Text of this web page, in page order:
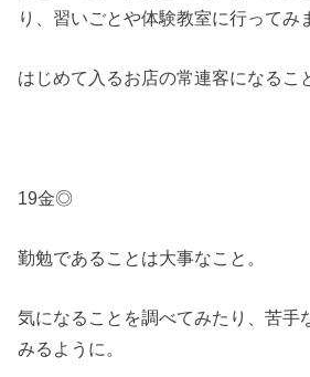
り、習いごとや体験教室に行ってみ
はじめて入るお店の常連客になるこ
19金◎
勤勉であることは大事なこと。
気になることを調べてみたり、苦手
みるように。